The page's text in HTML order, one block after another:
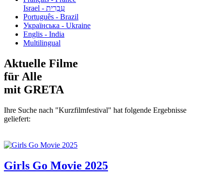
עִבְרִית - Israel
Português - Brazil
Українська - Ukraine
Englis - India
Multilingual
Aktuelle Filme
für Alle
mit GRETA
Ihre Suche nach "Kurzfilmfestival" hat folgende Ergebnisse
geliefert:
Girls Go Movie 2025